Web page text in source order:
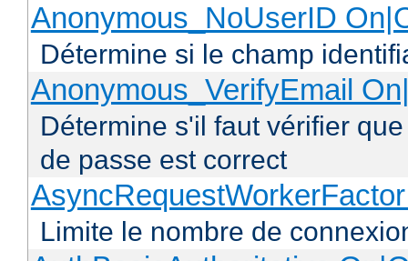
Anonymous_NoUserID
Détermine si le champ
Anonymous_VerifyEmail
Détermine s'il faut vérifier
de passe est correct
Limite le nombre de